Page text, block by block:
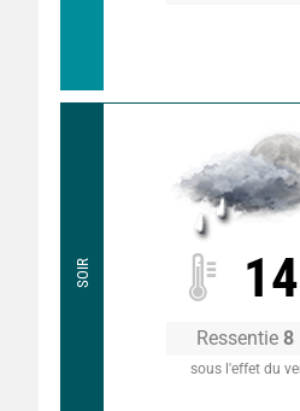
SOIR 14
Ressentie 8
sous l'effet du